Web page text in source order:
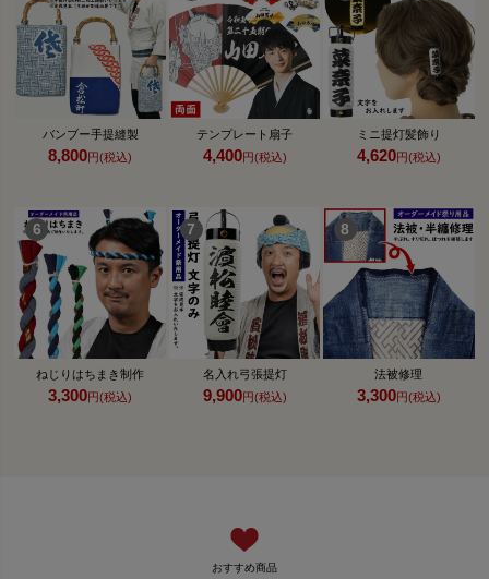
バンブー手提縫製
8,800円(税込)
テンプレート扇子
4,400円(税込)
ミニ提灯髪飾り
4,620円(税込)
ねじりはちまき制作
3,300円(税込)
名入れ弓張提灯
9,900円(税込)
法被修理
3,300円(税込)